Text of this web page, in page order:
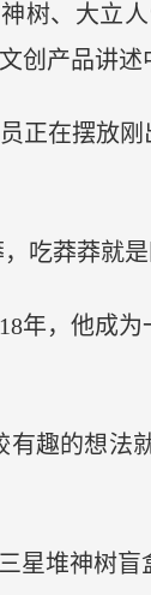
树、大立
产品讲
正在摆放
吃莽莽就
年，他成
趣的想
星堆神树